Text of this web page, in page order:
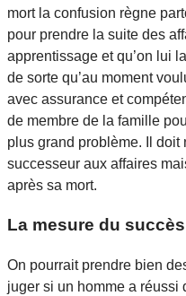
mort la confusion règne
pour prendre la suite des
apprentissage et qu’on lui
de sorte qu’au moment
avec assurance et
de membre de la famille
plus grand problème. Il doit
successeur aux affaires
après sa mort.
La mesure du succès
On pourrait prendre bien
juger si un homme a réussi